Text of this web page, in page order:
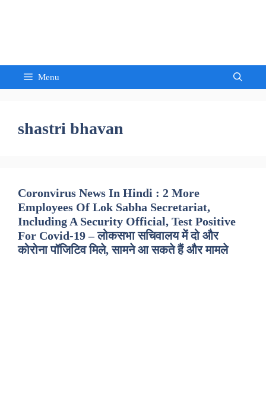
Menu
shastri bhavan
Coronvirus News In Hindi : 2 More
Employees Of Lok Sabha Secretariat,
Including A Security Official, Test Positive
For Covid-19 – लोकसभा सचिवालय में दो और
कोरोना पॉजिटिव मिले, सामने आ सकते हैं और मामले